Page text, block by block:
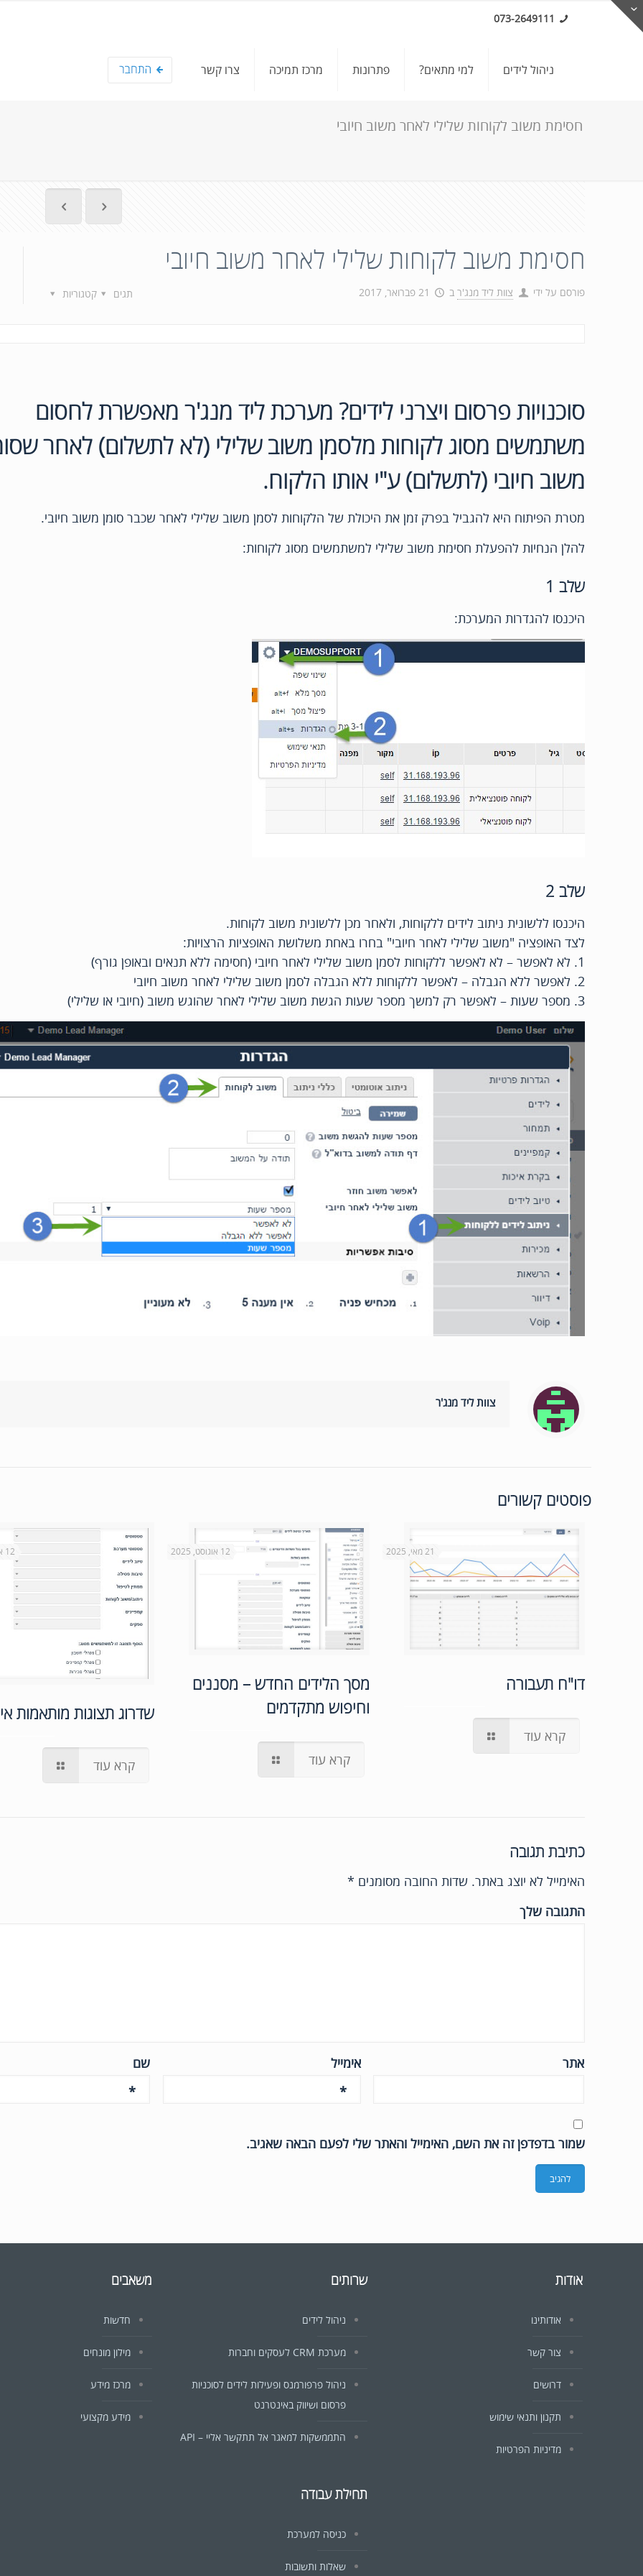
073-2649111
ניהול לידים למי מתאים? פתרונות מרכז תמיכה צרו קשר
חסימת משוב לקוחות שלילי לאחר משוב חיובי
חסימת משוב לקוחות שלילי לאחר משוב חיובי
פורסם על ידי צוות ליד מנג'ר ב 21 פברואר, 2017 קטגוריות תגים
סוכנויות פרסום ויצרני לידים? מערכת ליד מנג'ר מאפשרת לחסום
משתמשים מסוג לקוחות מלסמן משוב שלילי (לא לתשלום) לאחר
משוב חיובי (לתשלום) ע"י אותו הלקוח.
מטרת הפיתוח היא להגביל בפרק זמן את היכולת של הלקוחות לסמן משוב שלילי לאחר שכבר סומן משוב חיובי.
להלן הנחיות להפעלת חסימת משוב שלילי למשתמשים מסוג לקוחות:
שלב 1
היכנסו להגדרות המערכת:
שלב 2
היכנסו ללשונית ניתוב לידים ללקוחות, ולאחר מכן ללשונית משוב לקוחות.
לצד האופציה "משוב שלילי לאחר חיובי" בחרו באחת משלושת האופציות הרצויות:
1. לא לאפשר – לא לאפשר ללקוחות לסמן משוב שלילי לאחר חיובי (חסימה ללא תנאים ובאופן גורף)
2. לאפשר ללא הגבלה – לאפשר ללקוחות ללא הגבלה לסמן משוב שלילי לאחר משוב חיובי
3. מספר שעות – לאפשר רק למשך מספר שעות הגשת משוב שלילי לאחר שהוגש משוב (חיובי או שלילי)
צוות ליד מנג'ר
פוסטים קשורים
12 אוגוסט, 2025
שדרוג תצוגות מותאמות
קרא עוד
12 אוגוסט, 2025
מסך הלידים החדש – מסננים
וחיפוש מתקדמים
קרא עוד
21 מאי, 2025
דו"ח תעבורה
קרא עוד
כתיבת תגובה
האימייל לא יוצג באתר. שדות החובה מסומנים *
התגובה שלך
שם
*
אימייל
*
אתר
שמור בדפדפן זה את השם, האימייל והאתר שלי לפעם הבאה שאגיב.
משאבים
חדשות
מילון מונחים
מרכז מידע
מידע מקצועי
שרותים
ניהול לידים
מערכת CRM לעסקים וחברות
ניהול פרפורמנס ופעילות לידים לסוכניות
פרסום ושיווק באינטרנט
התממשקות למאגר אל תתקשר אליי – API
תחילת עבודה
כניסה למערכת
שאלות ותשובות
אודות
אודותינו
צור קשר
דרושים
תקנון ותנאי שימוש
מדיניות הפרטיות